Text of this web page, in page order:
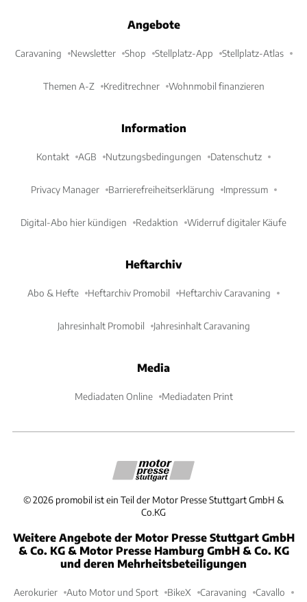
Angebote
Caravaning Newsletter Shop Stellplatz-App Stellplatz-Atlas
Themen A-Z Kreditrechner Wohnmobil finanzieren
Information
Kontakt AGB Nutzungsbedingungen Datenschutz
Privacy Manager Barrierefreiheitserklärung Impressum
Digital-Abo hier kündigen Redaktion Widerruf digitaler Käufe
Heftarchiv
Abo & Hefte Heftarchiv Promobil Heftarchiv Caravaning
Jahresinhalt Promobil Jahresinhalt Caravaning
Media
Mediadaten Online Mediadaten Print
©2026 promobil ist ein Teil der Motor Presse Stuttgart GmbH &
Co.KG
Weitere Angebote der Motor Presse Stuttgart GmbH
& Co. KG & Motor Presse Hamburg GmbH & Co. KG
und deren Mehrheitsbeteiligungen
Aerokurier Auto Motor und Sport BikeX Caravaning Cavallo